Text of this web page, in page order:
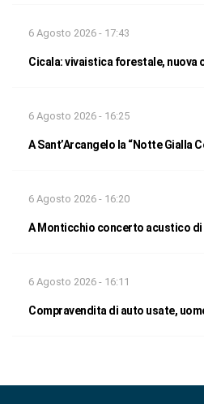
6 Agosto 2026 - 17:43
Cicala: vivaistica forestale, nuova
6 Agosto 2026 - 16:25
A Sant’Arcangelo la “Notte Gialla
6 Agosto 2026 - 16:20
A Monticchio concerto acustico di
6 Agosto 2026 - 16:11
Compravendita di auto usate,